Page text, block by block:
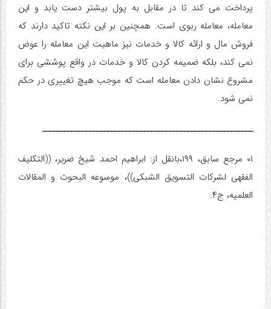
پرداخت می کند تا در مقابل به پول بیشتر دست یابد و این
معامله، معامله ربوی است. همچنین بر این نکته تاکید دارند که
فروش مال و ارائه کالا و خدمات نیز ماهیت این معامله را عوض
نمی کند، بلکه ضمیمه کردن کالا و خدمات در واقع پوششی برای
مشروع نشان دادن معامله است که موجب هیچ تغییری در حکم
نمی شود.
__________________________________________________________
۰۱ مرجع سابق، ۱۹۹،بانقل از: ابراهیم احمد شیخ ضریر، ((التکلیف
الفقهی لشرکات التسویق الشبکی))، موسوعه البحوث و المقالات
العلمیه، ج۴.